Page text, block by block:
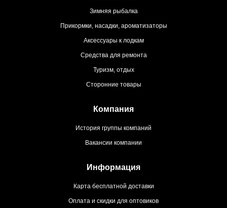
Зимняя рыбалка
Прикормки, насадки, ароматизаторы
Аксессуары к лодкам
Средства для ремонта
Туризм, отдых
Сторонние товары
Компания
История группы компаний
Вакансии компании
Информация
Карта бесплатной доставки
Оплата и скидки для оптовиков